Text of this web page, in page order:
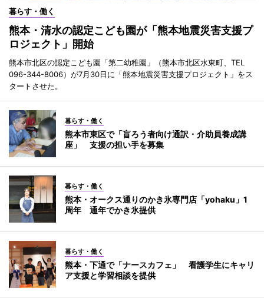
暮らす・働く
熊本・清水の認定こども園が「熊本地震災害支援プ
ロジェクト」開始
熊本市北区の認定こども園「第二幼稚園」（熊本市北区水東町、TEL
096-344-8006）が7月30日に「熊本地震災害支援プロジェクト」をス
タートさせた。
暮らす・働く
熊本市東区で「盲ろう者向け通訳・介助員養成講
座」 支援の担い手を募集
暮らす・働く
熊本・オークス通りのかき氷専門店「yohaku」1
周年 通年でかき氷提供
暮らす・働く
熊本・下通で「ナースカフェ」 看護学生にキャリ
ア支援と学習相談を提供